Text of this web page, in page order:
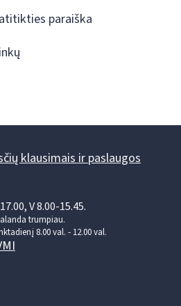
paraiška
klausimais ir paslaugos
V 8.00-15.45.
trumpiau.
8.00 val. - 12.00 val.